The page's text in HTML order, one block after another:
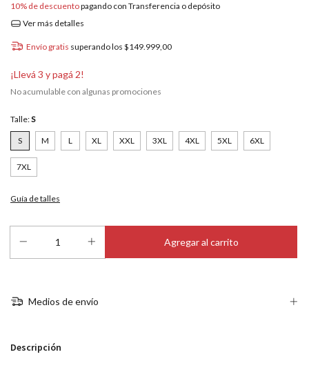
10% de descuentopagando con Transferencia o depósito
Ver más detalles
Envío gratis superando los $149.999,00
¡Llevá 3 y pagá 2!
No acumulable con algunas promociones
Talle:S
S M L XL XXL 3XL 4XL 5XL 6XL
7XL
Guía de talles
Medios de envío
Descripción